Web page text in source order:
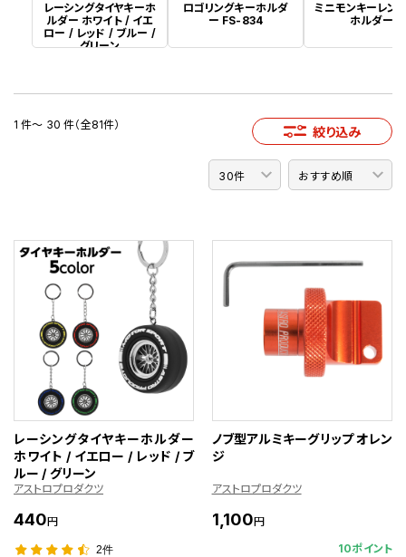
レーシングタイヤキーホ
ルダー ホワイト / イエ
ロー / レッド / ブルー /
グリーン
ロゴリングキーホルダ
ー FS-834
ミニモンキーレン
ホルダー
1 件～ 30 件（全81件） 絞り込み
レーシングタイヤキーホルダー
ホワイト / イエロー / レッド / ブ
ルー / グリーン
アストロプロダクツ
440円
2件
ノブ型アルミキーグリップ オレン
ジ
アストロプロダクツ
1,100円
10ポイント